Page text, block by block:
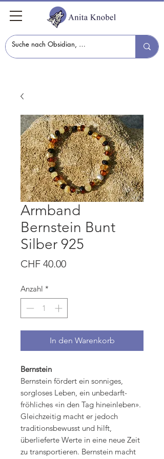
Armband
Bernstein Bunt
Silber 925
CHF 40.00Preis
Anzahl *
In den Warenkorb
Bernstein
Bernstein fördert ein sonniges,
sorgloses Leben, ein unbedarft-
fröhliches «in den Tag hineinleben».
Gleichzeitig macht er jedoch
traditionsbewusst und hilft,
überlieferte Werte in eine neue Zeit
zu transportieren. Bernstein macht